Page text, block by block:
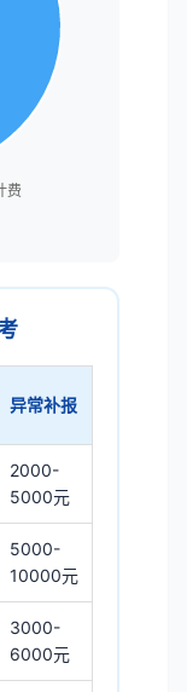
异常补报
2000-
5000元
5000-
10000元
3000-
6000元